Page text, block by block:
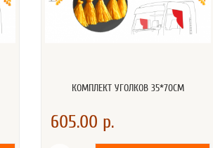
КОМПЛЕКТ УГОЛКОВ 35*70СМ
605.00 р.